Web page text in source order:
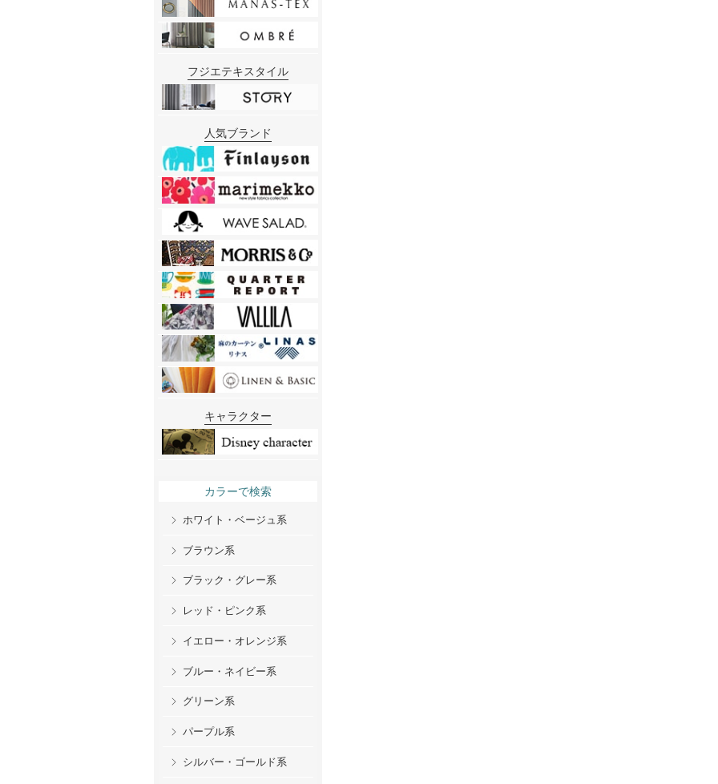
フジエテキスタイル
人気ブランド
キャラクター
カラーで検索
ホワイト・ベージュ系
ブラウン系
ブラック・グレー系
レッド・ピンク系
イエロー・オレンジ系
ブルー・ネイビー系
グリーン系
パープル系
シルバー・ゴールド系